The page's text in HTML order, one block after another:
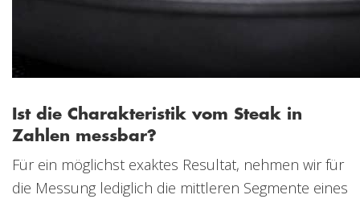
Ist die Charakteristik vom Steak in
Zahlen messbar?
Für ein möglichst exaktes Resultat, nehmen wir für
die Messung lediglich die mittleren Segmente eines